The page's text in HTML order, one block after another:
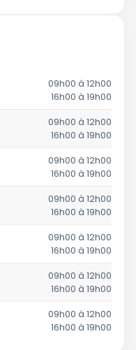
09h00 à 12h00
16h00 à 19h00
09h00 à 12h00
16h00 à 19h00
09h00 à 12h00
16h00 à 19h00
09h00 à 12h00
16h00 à 19h00
09h00 à 12h00
16h00 à 19h00
09h00 à 12h00
16h00 à 19h00
09h00 à 12h00
16h00 à 19h00